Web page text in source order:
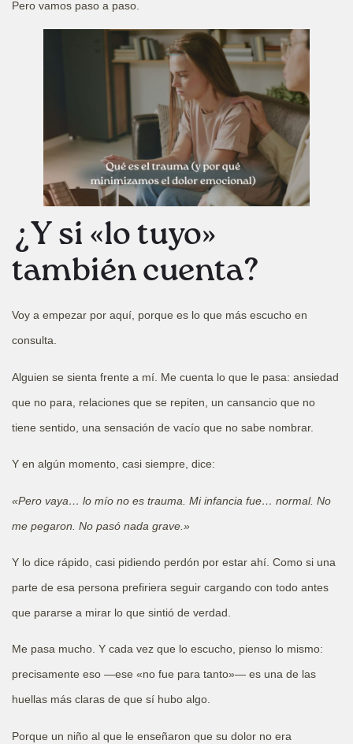
Pero vamos paso a paso.
¿Y si «lo tuyo»
también cuenta?
Voy a empezar por aquí, porque es lo que más escucho en
consulta.
Alguien se sienta frente a mí. Me cuenta lo que le pasa: ansiedad
que no para, relaciones que se repiten, un cansancio que no
tiene sentido, una sensación de vacío que no sabe nombrar.
Y en algún momento, casi siempre, dice:
«Pero vaya… lo mío no es trauma. Mi infancia fue… normal. No
me pegaron. No pasó nada grave.»
Y lo dice rápido, casi pidiendo perdón por estar ahí. Como si una
parte de esa persona prefiriera seguir cargando con todo antes
que pararse a mirar lo que sintió de verdad.
Me pasa mucho. Y cada vez que lo escucho, pienso lo mismo:
precisamente eso —ese «no fue para tanto»— es una de las
huellas más claras de que sí hubo algo.
Porque un niño al que le enseñaron que su dolor no era